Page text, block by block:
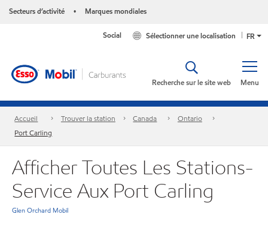
Secteurs d’activité • Marques mondiales
FR
Sélectionner une localisation
Social
Menu
Recherche sur le site web
Accueil Trouver la station Canada
Ontario
Port Carling
Afficher Toutes Les Stations-
Service Aux Port Carling
Glen Orchard Mobil